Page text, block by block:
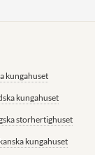
kungahuset
kungahuset
storhertighuset
kungahuset